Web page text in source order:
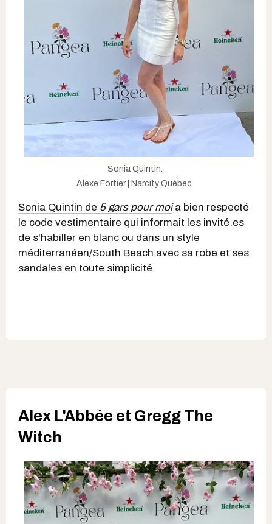
Sonia Quintin.
Alexe Fortier | Narcity Québec
Sonia Quintin de 5 gars pour moia bien respecté
le code vestimentaire qui informait les invité.es
de s'habiller en blanc ou dans un style
méditerranéen/South Beach avec sa robe et ses
sandales en toute simplicité.
Alex L'Abbée et Gregg The
Witch